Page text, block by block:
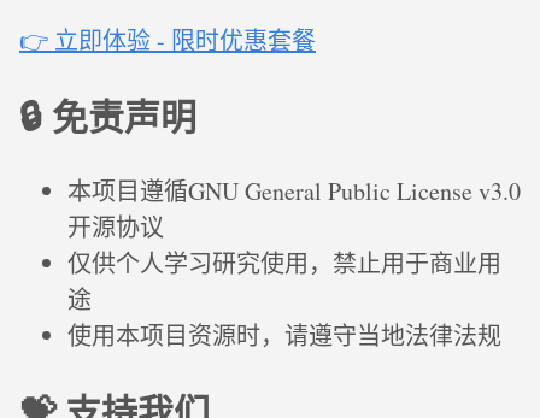
👉 立即体验 - 限时优惠套餐
🔒 免责声明
本项目遵循GNU General Public License v3.0
开源协议
仅供个人学习研究使用，禁止用于商业用
途
使用本项目资源时，请遵守当地法律法规